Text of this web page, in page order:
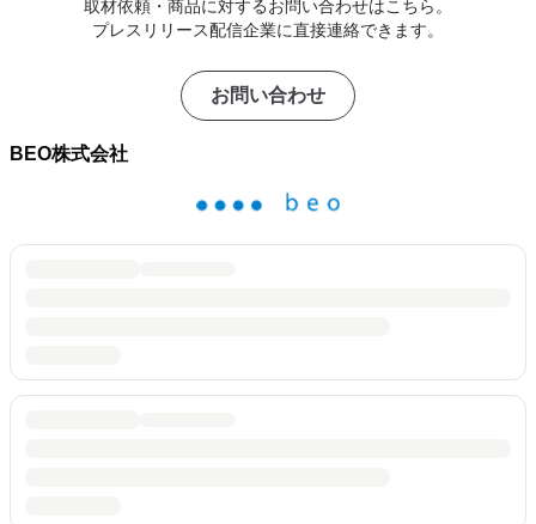
取材依頼・商品に対するお問い合わせはこちら。
プレスリリース配信企業に直接連絡できます。
お問い合わせ
BEO株式会社